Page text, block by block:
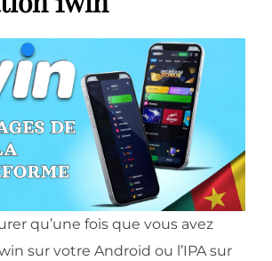
qu’une fois que vous avez
sur votre Android ou l’IPA sur